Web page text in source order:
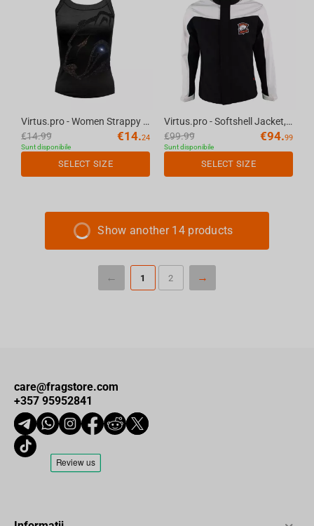
Virtus.pro - Women Strappy Top Black, S
€14.99 €14.24
Sunt disponibile
SELECT SIZE
Virtus.pro - Softshell Jacket, S
€99.99 €94.99
Sunt disponibile
SELECT SIZE
Show another 14 products
1 2
care@fragstore.com
+357 95952841